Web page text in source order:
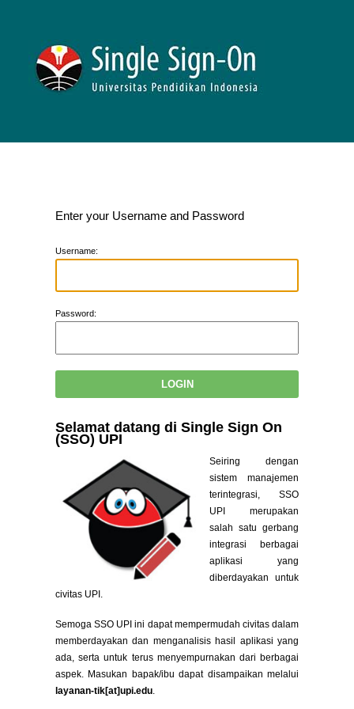
Enter your Username and Password
Username:
Password:
Selamat datang di Single Sign On
(SSO) UPI
Seiring dengan
sistem manajemen
terintegrasi, SSO
UPI merupakan
salah satu gerbang
integrasi berbagai
aplikasi yang
diberdayakan untuk
civitas UPI.
Semoga SSO UPI ini dapat mempermudah civitas dalam
memberdayakan dan menganalisis hasil aplikasi yang
ada, serta untuk terus menyempurnakan dari berbagai
aspek. Masukan bapak/ibu dapat disampaikan melalui
layanan-tik[at]upi.edu.